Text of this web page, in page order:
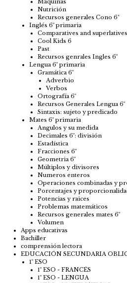
Máquinas
Nutrición
Recursos generales Cono 6ª
Inglés 6º primaria
Comparatives and superlatives
Cool Kids 6
Past
Recursos genrales Ingles 6º
Lengua 6º primaria
Gramática 6º
Adverbio
Verbos
Ortografía 6º
Recursos Generales Lengua 6º
Sintaxis: sujeto y predicado
Mates 6º primaria
Angulos y su medida
Decimales 6º: división
Estadística
Fracciones 6º
Geometria 6º
Múltiplos y divisores
Numeros enteros
Operaciones combinadas y
Porcentajes y
Potencias y raices
Problemas matemáticos
Recursos generales mates 6º
Volumen
Apps educativas
Bachiller
comprensión lectora
EDUCACIÓN SECUNDARIA
1º ESO
1º ESO - FRANCÉS
1º ESO - LENGUA